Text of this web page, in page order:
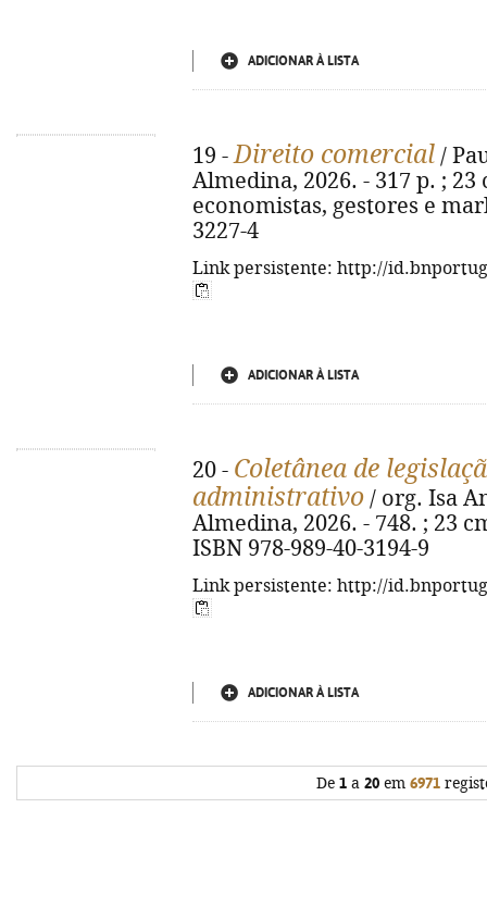
ADICIONAR À LISTA
19 -Direito comercial /
Almedina, 2026. - 317 p. ;
economistas, gestores e
3227-4
Link persistente: http://
ADICIONAR À LISTA
20 - Coletânea de
administrativo / org. Isa
Almedina, 2026. - 748. ; 23
ISBN 978-989-40-3194-9
Link persistente: http://
ADICIONAR À LISTA
De 1a 20em 6971